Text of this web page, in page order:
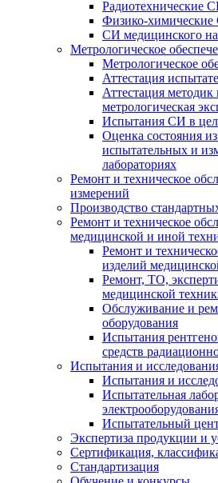
Радиотехнические
Физико-
СИ медицинского
Метрологическое
Метрологическое
Аттестация
Аттестация
метрологическая
Испытания СИ в
Оценка состояния
испытательных и
лабораториях
Ремонт и техническое
измерений
Производство
Ремонт и техническое
медицинской и иной
Ремонт и
изделий
Ремонт, ТО,
медицинской
Обслуживание и
оборудования
Испытания
средств
Испытания и
Испытания и
Испытательная
Испытательный
Экспертиза продукции и
Сертификация,
Стандартизация